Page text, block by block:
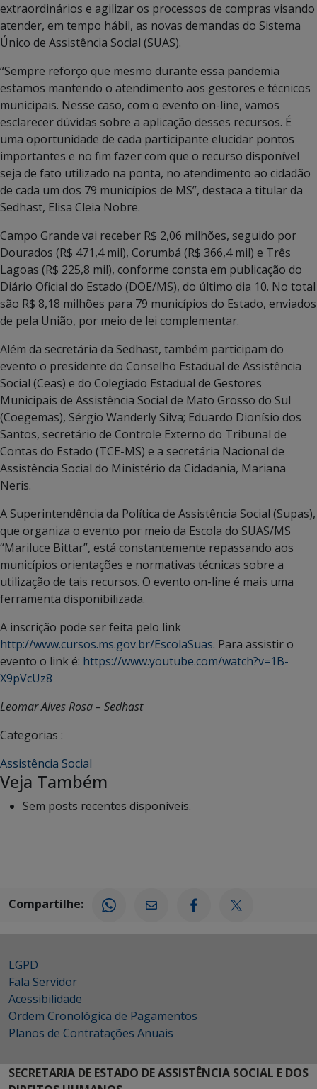
extraordinários e agilizar os processos de compras visando
atender, em tempo hábil, as novas demandas do Sistema
Único de Assistência Social (SUAS).
“Sempre reforço que mesmo durante essa pandemia
estamos mantendo o atendimento aos gestores e técnicos
municipais. Nesse caso, com o evento on-line, vamos
esclarecer dúvidas sobre a aplicação desses recursos. É
uma oportunidade de cada participante elucidar pontos
importantes e no fim fazer com que o recurso disponível
seja de fato utilizado na ponta, no atendimento ao cidadão
de cada um dos 79 municípios de MS”, destaca a titular da
Sedhast, Elisa Cleia Nobre.
Campo Grande vai receber R$ 2,06 milhões, seguido por
Dourados (R$ 471,4 mil), Corumbá (R$ 366,4 mil) e Três
Lagoas (R$ 225,8 mil), conforme consta em publicação do
Diário Oficial do Estado (DOE/MS), do último dia 10. No total
são R$ 8,18 milhões para 79 municípios do Estado, enviados
de pela União, por meio de lei complementar.
Além da secretária da Sedhast, também participam do
evento o presidente do Conselho Estadual de Assistência
Social (Ceas) e do Colegiado Estadual de Gestores
Municipais de Assistência Social de Mato Grosso do Sul
(Coegemas), Sérgio Wanderly Silva; Eduardo Dionísio dos
Santos, secretário de Controle Externo do Tribunal de
Contas do Estado (TCE-MS) e a secretária Nacional de
Assistência Social do Ministério da Cidadania, Mariana
Neris.
A Superintendência da Política de Assistência Social (Supas),
que organiza o evento por meio da Escola do SUAS/MS
“Mariluce Bittar”, está constantemente repassando aos
municípios orientações e normativas técnicas sobre a
utilização de tais recursos. O evento on-line é mais uma
ferramenta disponibilizada.
A inscrição pode ser feita pelo link
http://www.cursos.ms.gov.br/EscolaSuas. Para assistir o
evento o link é: https://www.youtube.com/watch?v=1B-
X9pVcUz8
Leomar Alves Rosa – Sedhast
Categorias :
Assistência Social
Veja Também
Sem posts recentes disponíveis.
Compartilhe:
LGPD
Fala Servidor
Acessibilidade
Ordem Cronológica de Pagamentos
Planos de Contratações Anuais
SECRETARIA DE ESTADO DE ASSISTÊNCIA SOCIAL E DOS